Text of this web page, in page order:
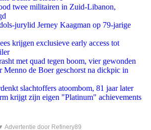
twee militairen in Zuid-Libanon,
jurylid Jerney Kaagman op 79-jarige
krijgen exclusieve early access tot
met quad tegen boom, vier gewonden
Menno de Boer geschorst na dickpic in
slachtoffers atoombom, 81 jaar later
krijgt zijn eigen "Platinum" achievements
Advertentie door Refinery89